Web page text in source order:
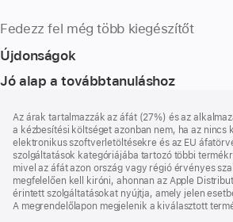
Fedezz fel még több kiegészítőt
Újdonságok
Jó alap a továbbtanuláshoz
Az árak tartalmazzák az áfát (27%) és az
a kézbesítési költséget azonban nem, ha az nincs
elektronikus szoftverletöltésekre és az EU
szolgáltatások kategóriájába tartozó többi
mivel az áfát azon ország vagy régió érvényes
megfelelően kell kiróni, ahonnan az Apple
érintett szolgáltatásokat nyújtja, amely jelen
A megrendelőlapon megjelenik a kiválasztott